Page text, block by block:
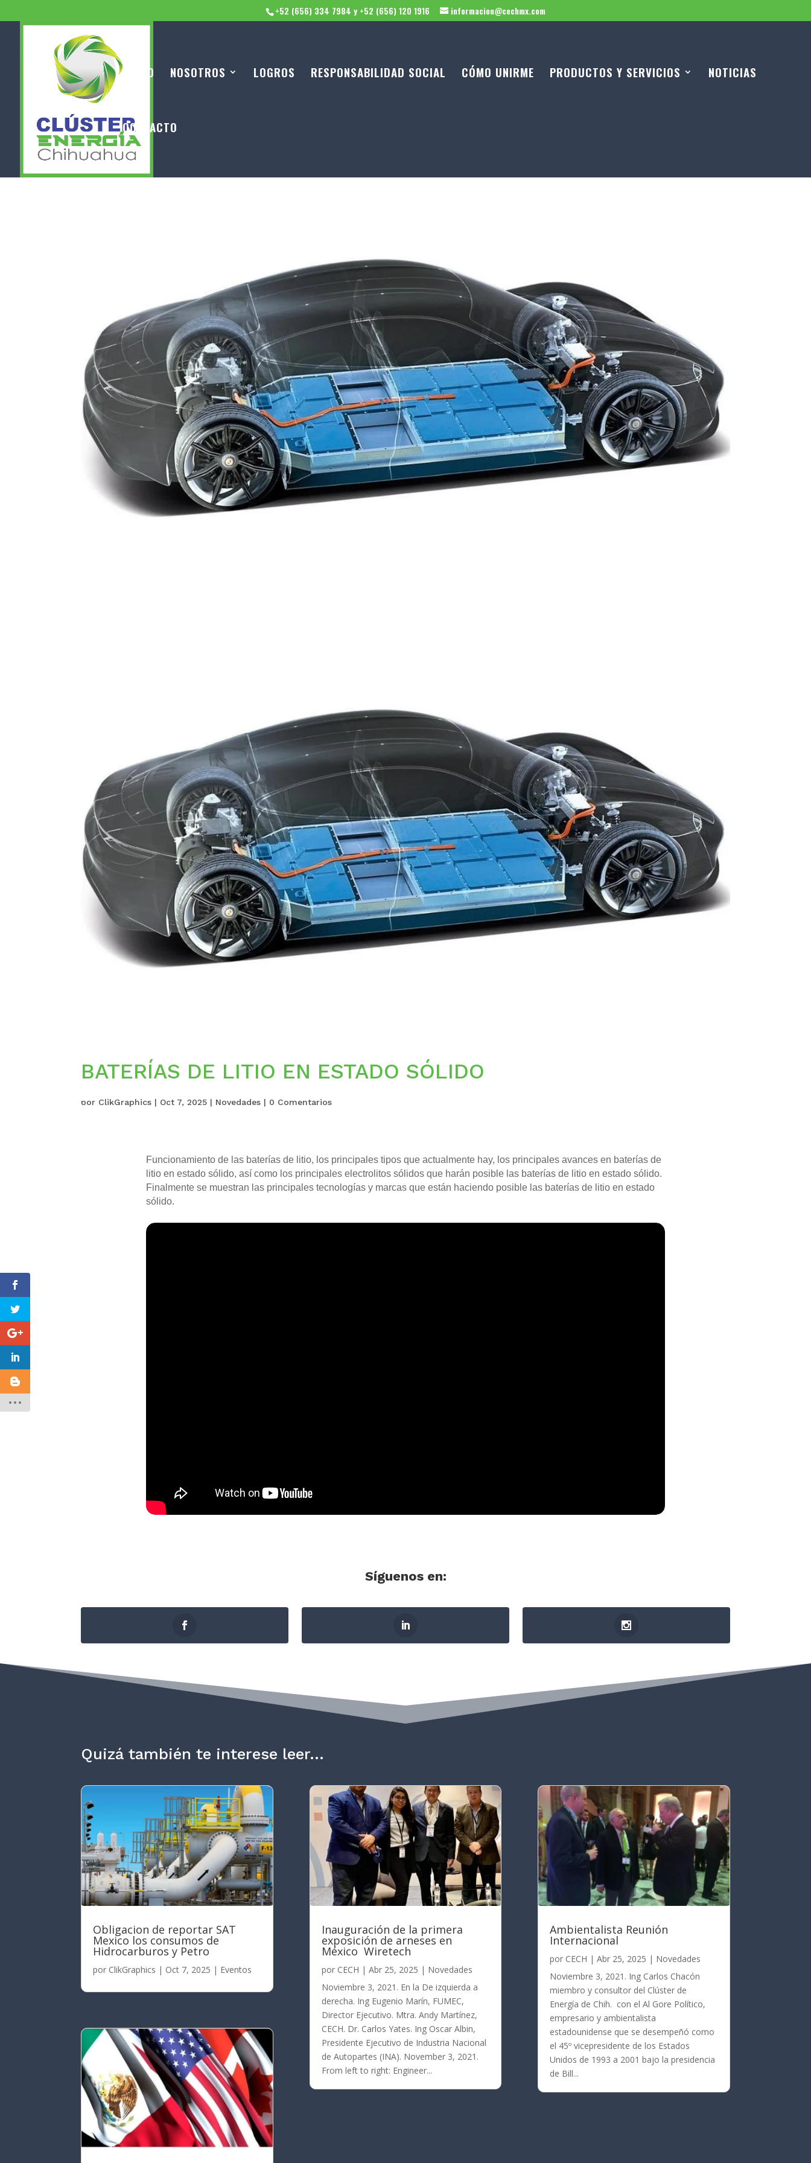
+52 (656) 334 7984 y +52 (656) 120 1916 informacion@cechmx.com
INICIO NOSOTROS LOGROS RESPONSABILIDAD SOCIAL CÓMO UNIRME PRODUCTOS Y SERVICIOS NOTICIAS
CONTACTO
BATERÍAS DE LITIO EN ESTADO SÓLIDO
por ClikGraphics | Oct 7, 2025 | Novedades | 0 Comentarios
Funcionamiento de las baterías de litio, los principales tipos que actualmente hay, los principales avances en baterías de
litio en estado sólido, así como los principales electrolitos sólidos que harán posible las baterías de litio en estado sólido.
Finalmente se muestran las principales tecnologías y marcas que están haciendo posible las baterías de litio en estado
sólido.
Síguenosen:
Quizá también te interese leer…
Obligacion de reportar SAT
Mexico los consumos de
Hidrocarburos y Petro
por ClikGraphics | Oct 7, 2025 | Eventos
Inauguración de la primera
exposición de arneses en
México Wiretech
por CECH | Abr 25, 2025 | Novedades
Noviembre 3, 2021. En la De izquierda a
derecha. Ing Eugenio Marín, FUMEC,
Director Ejecutivo. Mtra. Andy Martínez,
CECH. Dr. Carlos Yates. Ing Oscar Albin,
Presidente Ejecutivo de Industria Nacional
de Autopartes (INA). November 3, 2021.
From left to right: Engineer...
Ambientalista Reunión
Internacional
por CECH | Abr 25, 2025 | Novedades
Noviembre 3, 2021. Ing Carlos Chacón
miembro y consultor del Clúster de
Energía de Chih. con el Al Gore Político,
empresario y ambientalista
estadounidense que se desempeñó como
el 45º vicepresidente de los Estados
Unidos de 1993 a 2001 bajo la presidencia
de Bill...